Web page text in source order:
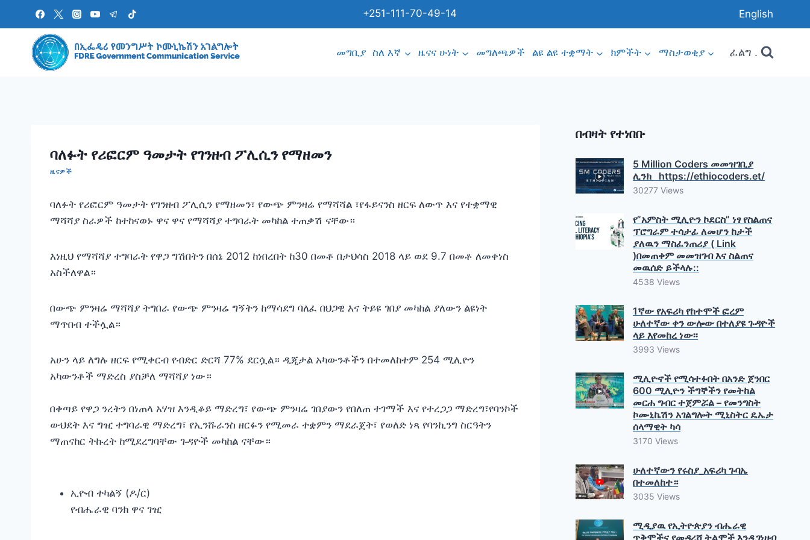
content
+251-111-70-49-14 English
መግቢያ ስለ እኛ ዜናና ሁነት መግለጫዎች ልዩ ልዩ ተቋማት ክምችት ማስታወቂያ ፈልግ .
ባለፉት የሪፎርም ዓመታት የገንዘብ ፖሊሲን የማዘመን
ዜናዎች
ባለፉት የሪፎርም ዓመታት የገንዘብ ፖሊሲን የማዘመን፣ የውጭ ምንዛሬ የማሻሻል ፣የፋይናንስ ዘርፍ ለውጥ እና የተቋማዊ
ማሻሻያ ስራዎች ከተከናወኑ ዋና ዋና የማሻሻያ ተግባራት መካከል ተጠቃሽ ናቸው።
እነዚህ የማሻሻያ ተግባራት የዋጋ ግሽበትን በሰኔ 2012 ከነበረበት ከ30 በመቶ በታህሳስ 2018 ላይ ወደ 9.7 በመቶ ለመቀነስ
አስችለዋል።
በውጭ ምንዛሬ ማሻሻያ ትግበራ የውጭ ምንዛሬ ግኝትን ከማሳደግ ባለፈ በህጋዊ እና ትይዩ ገበያ መካከል ያለውን ልዩነት
ማጥበብ ተችሏል።
አሁን ላይ ለግሉ ዘርፍ የሚቀርብ የብድር ድርሻ 77% ደርሷል። ዲጂታል አካውንቶችን በተመለከተም 254 ሚሊዮን
አካውንቶች ማድረስ ያስቻለ ማሻሻያ ነው።
‎በቀጣይ የዋጋ ንረትን በነጠላ አሃዝ እንዲቆይ ማድረግ፣ የውጭ ምንዛሬ ገበያውን የበለጠ ተገማች እና የተረጋጋ ማድረግ፣የባንኮች
ውህደት እና ግዢ ተግባራዊ ማድረግ፣ የኢንሹራንስ ዘርፉን የሚመራ ተቋምን ማደራጀት፣ የወለድ ነጻ የባንኪንግ ስርዓትን
ማጠናከር ትኩረት ከሚደረግባቸው ጉዳዮች መካከል ናቸው።
ኢዮብ ተካልኝ (ዶ/ር)
‎የብሔራዊ ባንክ ዋና ገዢ
በብዛት የተነበቡ
5 Million Coders መመዝገቢያ
ሊንክ https://ethiocoders.et/
30277 Views
የ”አምስት ሚሊዮን ኮደርስ” ነፃ የስልጠና
ፕሮግራም ተሳታፊ ለመሆን ከታች
ያለዉን ማስፈንጠሪያ ( Link
)በመጠቀም መመዝገብ እና ስልጠና
መዉሰድ ይችላሉ::
4538 Views
1ኛው የአፍሪካ የከተሞች ፎረም
ሁለተኛው ቀን ውሎው በተለያዩ ጉዳዮች
ላይ እየመከረ ነው፡፡
3993 Views
ሚሊዮኖች የሚሳተፉበት በአንድ ጀንበር
600 ሚሊዮን ችግኞችን የመትከል
መርሐ ግብር ተጀምሯል – የመንግስት
ኮሙኒኬሽን አገልግሎት ሚኒስትር ዴኤታ
ሰላማዊት ካሳ
3170 Views
ሁለተኛውን የሩስያ_አፍሪካ ጉባኤ
በተመለከተ።
3035 Views
ሚዲያዉ የኢትዮጵያን ብሔራዊ
ጥቅሞችና የመዳረሻ ትልሞች እንዲገነዘብ